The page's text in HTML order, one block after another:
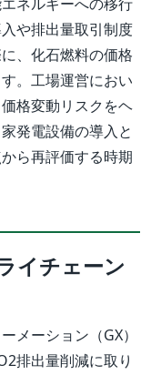
や排出量取引制度
、化石燃料の価格
。工場運営におい
格変動リスクをヘ
発電設備の導入と
ら再評価する時期
イチェーン
メーション（GX）
排出量削減に取り